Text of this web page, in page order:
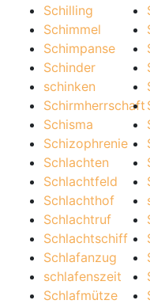
Schilling
Schimmel
Schimpanse
Schinder
schinken
Schirmherrschaft
Schisma
Schizophrenie
Schlachten
Schlachtfeld
Schlachthof
Schlachtruf
Schlachtschiff
Schlafanzug
schlafenszeit
Schlafmütze